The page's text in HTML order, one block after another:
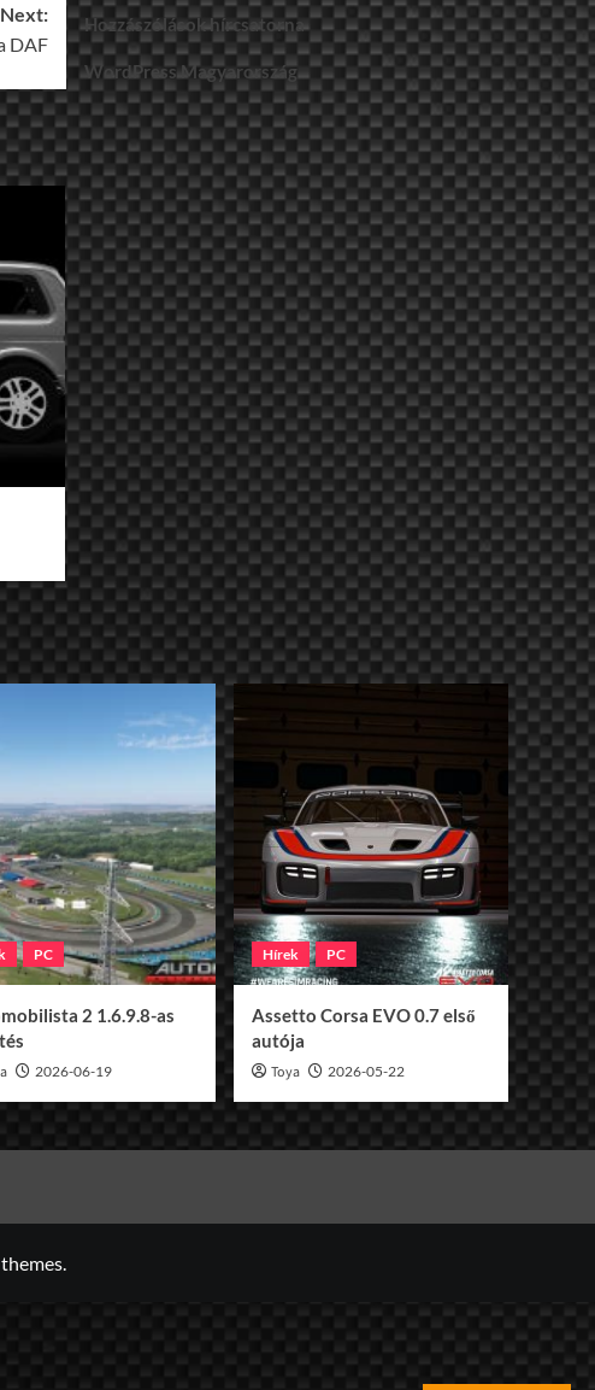
Next:
DAF
Hozzászólások hírcsatorna
WordPress Magyarország
PC
2 1.6.9.8-as
2026-06-19
Hírek PC
Assetto Corsa EVO 0.7 első
autója
Toya 2026-05-22